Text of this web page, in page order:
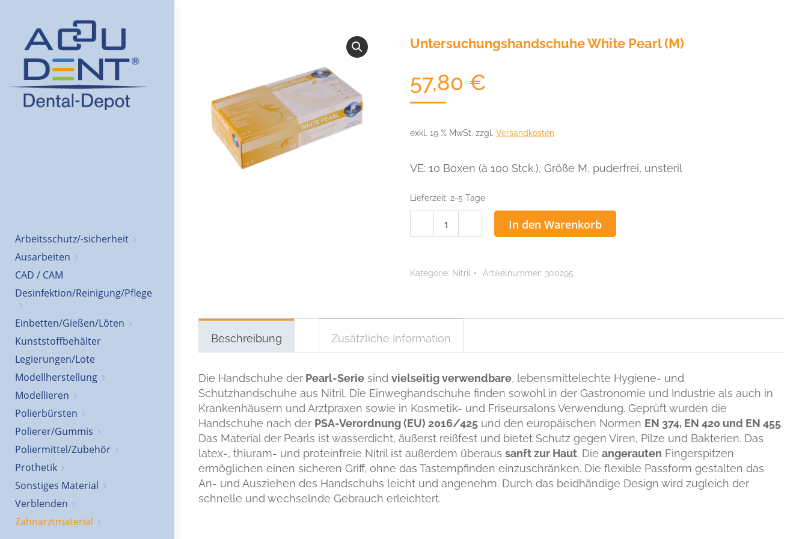
Arbeitsschutz/-sicherheit
Ausarbeiten
CAD / CAM
Desinfektion/Reinigung/Pflege
Einbetten/Gießen/Löten
Kunststoffbehälter
Legierungen/Lote
Modellherstellung
Modellieren
Polierbürsten
Polierer/Gummis
Poliermittel/Zubehör
Prothetik
Sonstiges Material
Verblenden
Zahnarztmaterial
Untersuchungshandschuhe White Pearl (M)
57,80 €
exkl. 19 % MwSt. zzgl.Versandkosten
VE: 10 Boxen (à 100 Stck.), Größe M, puderfrei, unsteril
Lieferzeit: 2-5 Tage
Untersuchungshandschuhe
Menge
In den Warenkorb
Kategorie: Nitril Artikelnummer: 300295
Beschreibung Zusätzliche Information
Die Handschuhe der Pearl-Serie sind vielseitig verwendbare, lebensmittelechte Hygiene- und
Schutzhandschuhe aus Nitril. Die Einweghandschuhe finden sowohl in der Gastronomie und Industrie als auch in
Krankenhäusern und Arztpraxen sowie in Kosmetik- und Friseursalons Verwendung. Geprüft wurden die
Handschuhe nach der PSA-Verordnung (EU) 2016/425 und den europäischen Normen EN 374, EN 420 und EN 455.
Das Material der Pearls ist wasserdicht, äußerst reißfest und bietet Schutz gegen Viren, Pilze und Bakterien. Das
latex-, thiuram- und proteinfreie Nitril ist außerdem überaus sanft zur Haut. Die angerauten Fingerspitzen
ermöglichen einen sicheren Griff, ohne das Tastempfinden einzuschränken. Die flexible Passform gestalten das
An- und Ausziehen des Handschuhs leicht und angenehm. Durch das beidhändige Design wird zugleich der
schnelle und wechselnde Gebrauch erleichtert.